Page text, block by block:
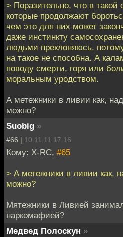
> Поразительно, что в такой
которые продолжают
чем это для них может
даже инстинкту
людьми преклоняюсь,
на такое не способна. А
поводу смерти, горя или
моральным уродством.
А метежники в ливии как,
можно?
Suobig »
#66 | 10.11.11 17:16
Кому: X-RC, #65
> А метежники в ливии как,
можно?
Мятежники в Ливией
наркомафией?
Медвед Полоскун »